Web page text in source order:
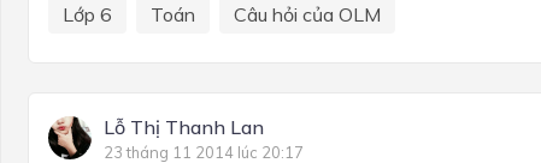
Lớp 6 Toán Câu hỏi của OLM
Lỗ Thị Thanh Lan
23 tháng 11 2014 lúc 20:17